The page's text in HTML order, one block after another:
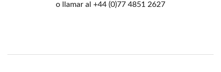
o llamar al +44 (0)77 4851 2627